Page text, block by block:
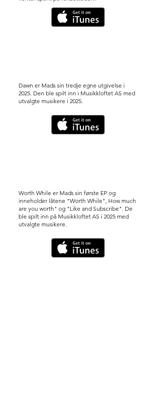
Dawn er Mads sin tredje egne utgivelse i
2025. Den ble spilt inn i Musikkloftet AS med
utvalgte musikere i 2025.
Worth While er Mads sin første EP og
inneholder låtene "Worth While", How much
are you worth" og "Like and Subscribe". De
ble spilt inn på Musikkloftet AS i 2025 med
utvalgte musikere.